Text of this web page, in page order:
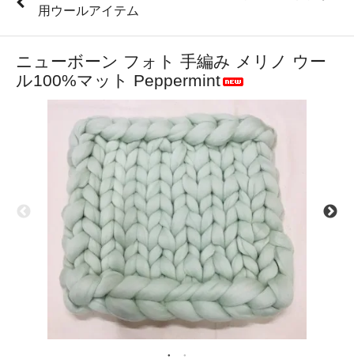
用ウールアイテム
ニューボーン フォト 手編み メリノ ウー
ル100%マット Peppermint